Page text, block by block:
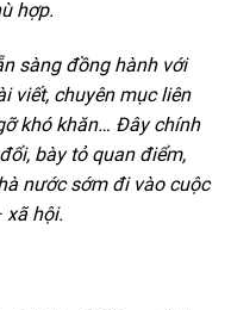
hợp.
sàng đồng hành với
viết, chuyên mục liên
khó khăn… Đây chính
bày tỏ quan điểm,
nước sớm đi vào cuộc
xã hội.